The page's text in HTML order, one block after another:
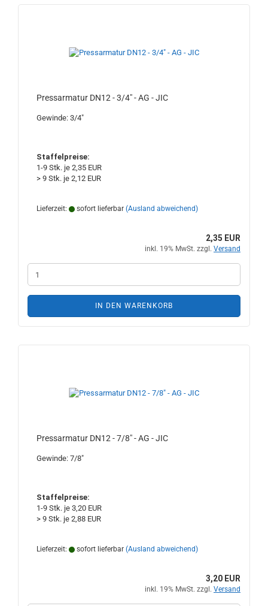
Pressarmatur DN12 - 3/4" - AG - JIC
Gewinde: 3/4"
Staffelpreise:
1-9 Stk. je 2,35 EUR
> 9 Stk. je 2,12 EUR
Lieferzeit: sofort lieferbar (Ausland abweichend)
2,35 EUR
inkl. 19% MwSt. zzgl. Versand
IN DEN WARENKORB
Pressarmatur DN12 - 7/8" - AG - JIC
Gewinde: 7/8"
Staffelpreise:
1-9 Stk. je 3,20 EUR
> 9 Stk. je 2,88 EUR
Lieferzeit: sofort lieferbar (Ausland abweichend)
3,20 EUR
inkl. 19% MwSt. zzgl. Versand